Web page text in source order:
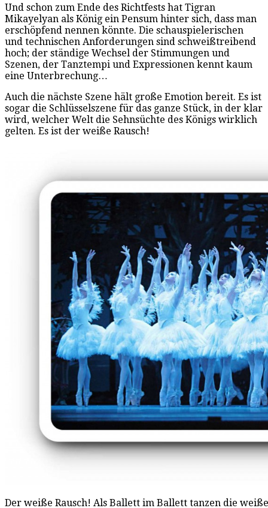
Und schon zum Ende des Richtfests hat Tigran
Mikayelyan als König ein Pensum hinter sich, dass man
erschöpfend nennen könnte. Die schauspielerischen
und technischen Anforderungen sind schweißtreibend
hoch; der ständige Wechsel der Stimmungen und
Szenen, der Tanztempi und Expressionen kennt kaum
eine Unterbrechung…
Auch die nächste Szene hält große Emotion bereit. Es ist
sogar die Schlüsselszene für das ganze Stück, in der klar
wird, welcher Welt die Sehnsüchte des Königs wirklich
gelten. Es ist der weiße Rausch!
Der weiße Rausch! Als Ballett im Ballett tanzen die